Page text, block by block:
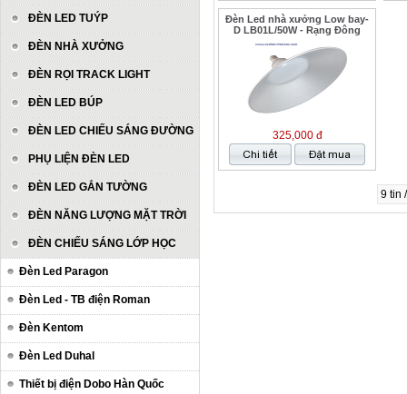
ĐÈN LED TUÝP
ĐÈN NHÀ XƯỞNG
ĐÈN RỌI TRACK LIGHT
ĐÈN LED BÚP
ĐÈN LED CHIẾU SÁNG ĐƯỜNG
PHỤ LIỆN ĐÈN LED
ĐÈN LED GẮN TƯỜNG
ĐÈN NĂNG LƯỢNG MẶT TRỜI
ĐÈN CHIẾU SÁNG LỚP HỌC
Đèn Led Paragon
Đèn Led - TB điện Roman
Đèn Kentom
Đèn Led Duhal
Thiết bị điện Dobo Hàn Quốc
Đèn Led nhà xưởng Low bay-
D LB01L/50W - Rạng Đông
325,000 đ
9 tin